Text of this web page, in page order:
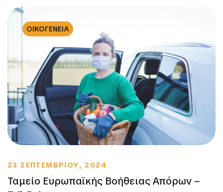
ΟΙΚΟΓΕΝΕΙΑ
23 ΣΕΠΤΕΜΒΡΙΟΥ, 2024
Ταμείο Ευρωπαϊκής Βοήθειας Απόρων –